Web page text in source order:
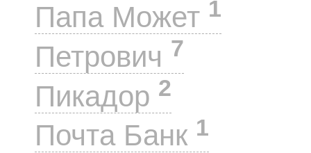
Папа Может 1
Петрович 7
Пикадор 2
Почта Банк 1